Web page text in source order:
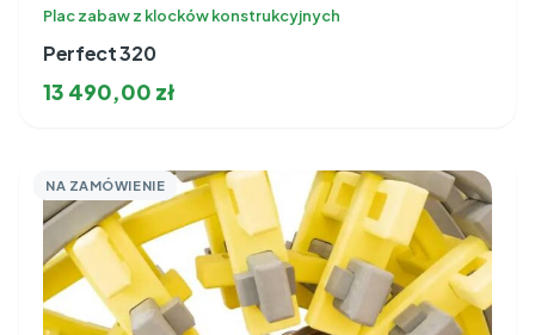
Plac zabaw z klocków konstrukcyjnych
Perfect 320
13 490,00 zł
NA ZAMÓWIENIE